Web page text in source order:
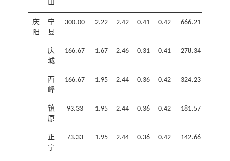
山
庆
阳
宁
县
300.00 2.22 2.42 0.41 0.42 666.21
庆
城
166.67 1.67 2.46 0.31 0.41 278.34
西
峰
166.67 1.95 2.44 0.36 0.42 324.23
镇
原
93.33 1.95 2.44 0.36 0.42 181.57
正
宁
73.33 1.95 2.44 0.36 0.42 142.66